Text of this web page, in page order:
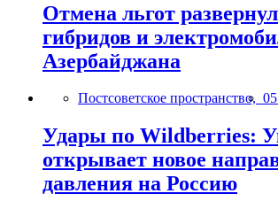
Отмена льгот
гибридов и
Азербайджана
Постсоветское пространство,
Удары по Wildberries:
открывает новое
давления на Россию